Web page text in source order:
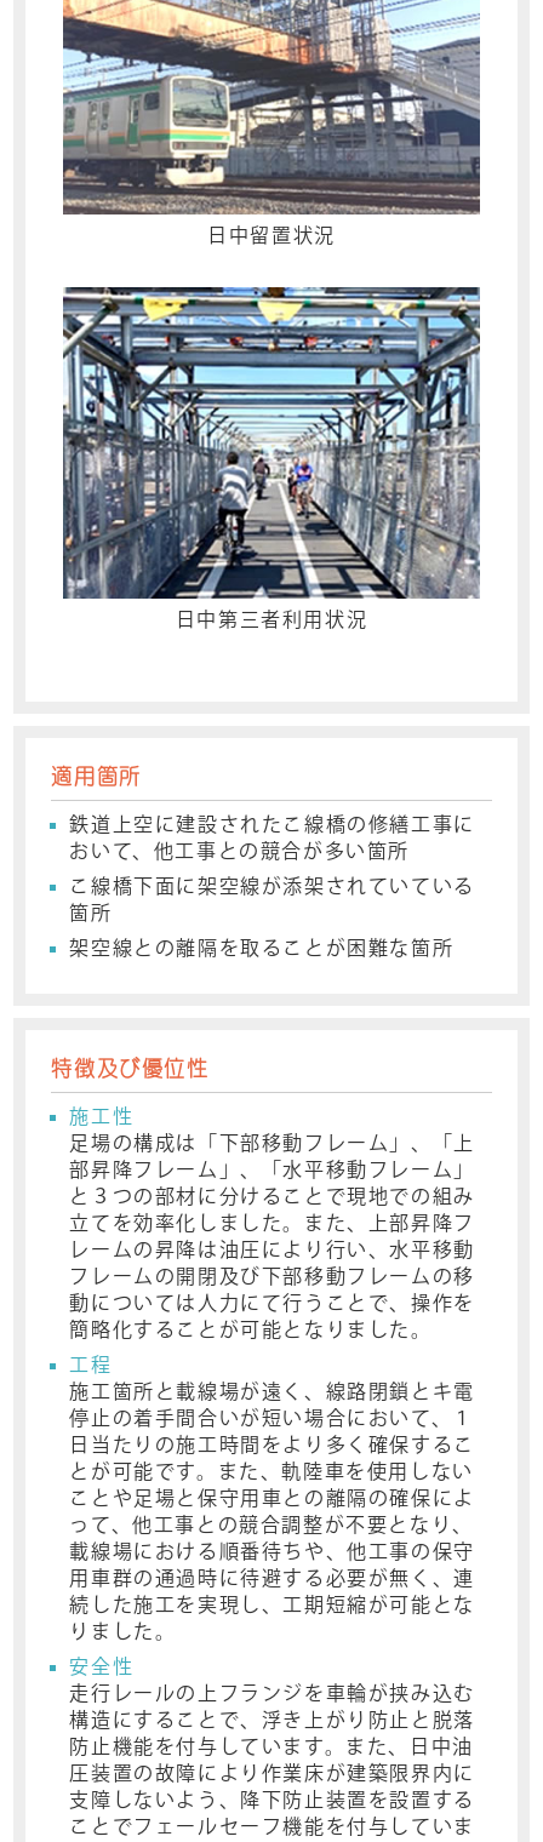
日中留置状況
日中第三者利用状況
適用箇所
鉄道上空に建設されたこ線橋の修繕工事に
おいて、他工事との競合が多い箇所
こ線橋下面に架空線が添架されていている
箇所
架空線との離隔を取ることが困難な箇所
特徴及び優位性
施工性
足場の構成は「下部移動フレーム」、「上
部昇降フレーム」、「水平移動フレーム」
と３つの部材に分けることで現地での組み
立てを効率化しました。また、上部昇降フ
レームの昇降は油圧により行い、水平移動
フレームの開閉及び下部移動フレームの移
動については人力にて行うことで、操作を
簡略化することが可能となりました。
工程
施工箇所と載線場が遠く、線路閉鎖とキ電
停止の着手間合いが短い場合において、１
日当たりの施工時間をより多く確保するこ
とが可能です。また、軌陸車を使用しない
ことや足場と保守用車との離隔の確保によ
って、他工事との競合調整が不要となり、
載線場における順番待ちや、他工事の保守
用車群の通過時に待避する必要が無く、連
続した施工を実現し、工期短縮が可能とな
りました。
安全性
走行レールの上フランジを車輪が挟み込む
構造にすることで、浮き上がり防止と脱落
防止機能を付与しています。また、日中油
圧装置の故障により作業床が建築限界内に
支障しないよう、降下防止装置を設置する
ことでフェールセーフ機能を付与していま